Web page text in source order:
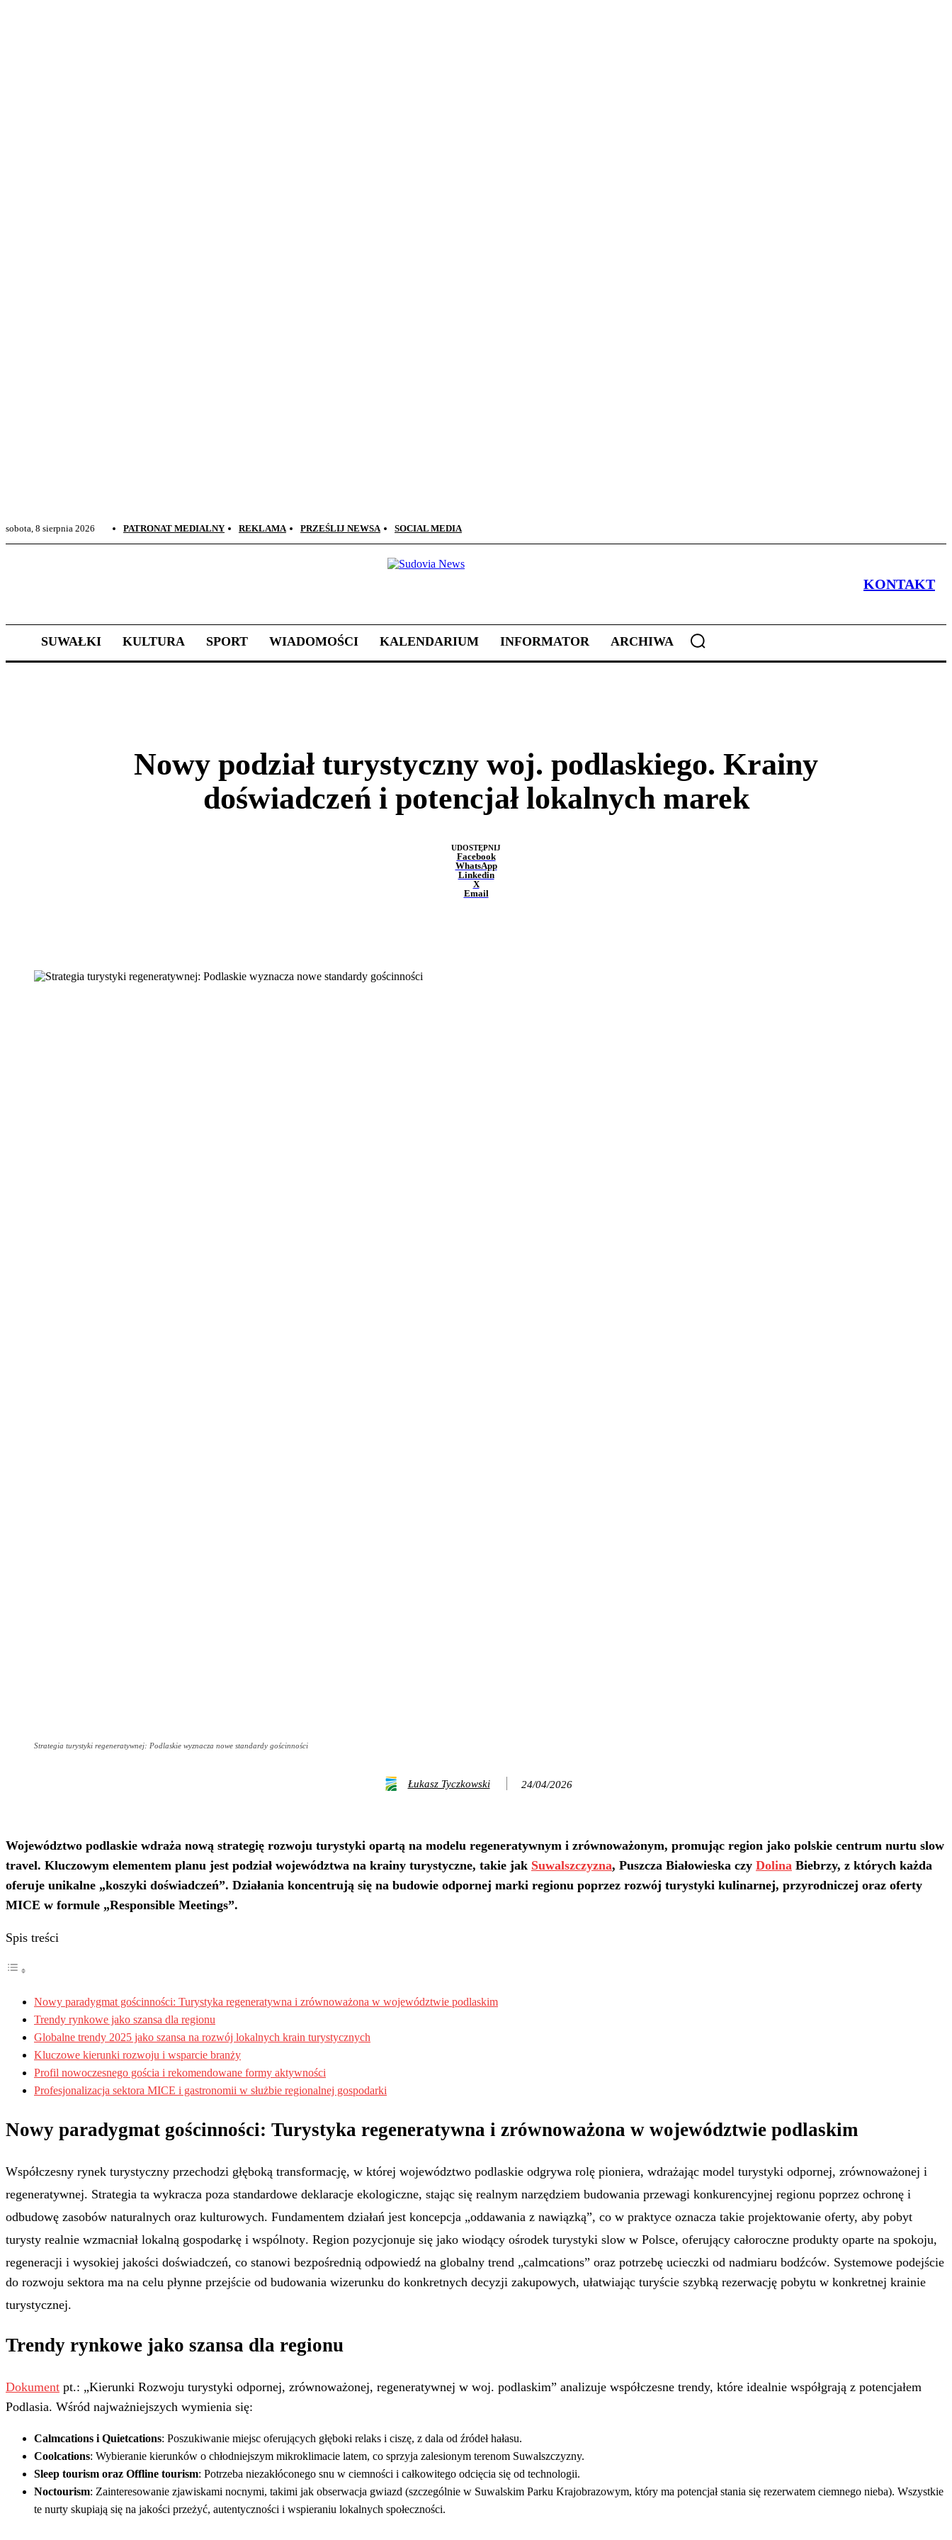
sobota, 8 sierpnia 2026 PATRONAT MEDIALNY REKLAMA PRZEŚLIJ NEWSA SOCIAL MEDIA
KONTAKT
SUWAŁKI KULTURA SPORT WIADOMOŚCI KALENDARIUM INFORMATOR ARCHIWA
Nowy podział turystyczny woj. podlaskiego. Krainy
doświadczeń i potencjał lokalnych marek
UDOSTĘPNIJ
Facebook
WhatsApp
Linkedin
X
Email
Strategia turystyki regeneratywnej: Podlaskie wyznacza nowe standardy gościnności
Łukasz Tyczkowski 24/04/2026
Województwo podlaskie wdraża nową strategię rozwoju turystyki opartą na modelu regeneratywnym i zrównoważonym, promując region jako polskie centrum nurtu slow
travel. Kluczowym elementem planu jest podział województwa na krainy turystyczne, takie jak Suwalszczyzna, Puszcza Białowieska czy Dolina Biebrzy, z których każda
oferuje unikalne „koszyki doświadczeń”. Działania koncentrują się na budowie odpornej marki regionu poprzez rozwój turystyki kulinarnej, przyrodniczej oraz oferty
MICE w formule „Responsible Meetings”.
Spis treści
Nowy paradygmat gościnności: Turystyka regeneratywna i zrównoważona w województwie podlaskim
Trendy rynkowe jako szansa dla regionu
Globalne trendy 2025 jako szansa na rozwój lokalnych krain turystycznych
Kluczowe kierunki rozwoju i wsparcie branży
Profil nowoczesnego gościa i rekomendowane formy aktywności
Profesjonalizacja sektora MICE i gastronomii w służbie regionalnej gospodarki
Nowy paradygmat gościnności: Turystyka regeneratywna i zrównoważona w województwie podlaskim
Współczesny rynek turystyczny przechodzi głęboką transformację, w której województwo podlaskie odgrywa rolę pioniera, wdrażając model turystyki odpornej, zrównoważonej i
regeneratywnej. Strategia ta wykracza poza standardowe deklaracje ekologiczne, stając się realnym narzędziem budowania przewagi konkurencyjnej regionu poprzez ochronę i
odbudowę zasobów naturalnych oraz kulturowych. Fundamentem działań jest koncepcja „oddawania z nawiązką”, co w praktyce oznacza takie projektowanie oferty, aby pobyt
turysty realnie wzmacniał lokalną gospodarkę i wspólnoty. Region pozycjonuje się jako wiodący ośrodek turystyki slow w Polsce, oferujący całoroczne produkty oparte na spokoju,
regeneracji i wysokiej jakości doświadczeń, co stanowi bezpośrednią odpowiedź na globalny trend „calmcations” oraz potrzebę ucieczki od nadmiaru bodźców. Systemowe podejście
do rozwoju sektora ma na celu płynne przejście od budowania wizerunku do konkretnych decyzji zakupowych, ułatwiając turyście szybką rezerwację pobytu w konkretnej krainie
turystycznej.
Trendy rynkowe jako szansa dla regionu
Dokument pt.: „Kierunki Rozwoju turystyki odpornej, zrównoważonej, regeneratywnej w woj. podlaskim” analizuje współczesne trendy, które idealnie współgrają z potencjałem
Podlasia. Wśród najważniejszych wymienia się:
Calmcations i Quietcations: Poszukiwanie miejsc oferujących głęboki relaks i ciszę, z dala od źródeł hałasu.
Coolcations: Wybieranie kierunków o chłodniejszym mikroklimacie latem, co sprzyja zalesionym terenom Suwalszczyzny.
Sleep tourism oraz Offline tourism: Potrzeba niezakłóconego snu w ciemności i całkowitego odcięcia się od technologii.
Noctourism: Zainteresowanie zjawiskami nocnymi, takimi jak obserwacja gwiazd (szczególnie w Suwalskim Parku Krajobrazowym, który ma potencjał stania się rezerwatem ciemnego nieba). Wszystkie
te nurty skupiają się na jakości przeżyć, autentyczności i wspieraniu lokalnych społeczności.